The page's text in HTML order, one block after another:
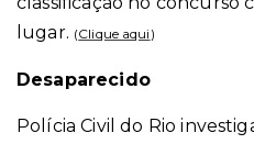
lugar. (Clique aqui )
Desaparecido
Polícia Civil do Rio